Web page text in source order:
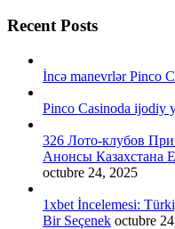
Recent Posts
İncə manevrlər Pinco
Pinco Casinoda ijodiy
326 Лото-клубов
Анонсы Казахстана
octubre 24, 2025
1xbet İncelemesi:
Bir Seçenek octubre